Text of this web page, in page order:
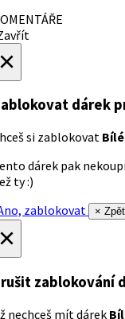
dárek
si zablokovat
dárek pak
ty :)
zablokovat
× Zpět
zablokování
nechceš mít dárek